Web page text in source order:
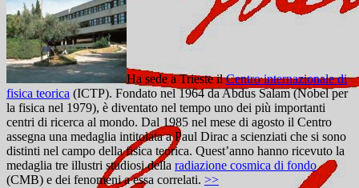
Ha sede a Trieste ilCentro internazionale di
fisica teorica (ICTP). Fondato nel 1964 da Abdus Salam (Nobel per
la fisica nel 1979), è diventato nel tempo uno dei più importanti
centri di ricerca al mondo. Dal 1985 nel mese di agosto il Centro
assegna una medaglia intitolata a Paul Dirac a scienziati che si sono
distinti nel campo della fisica teorica. Quest’anno hanno ricevuto la
medaglia tre illustri studiosi della radiazione cosmica di fondo
(CMB) e dei fenomeni a essa correlati. >>